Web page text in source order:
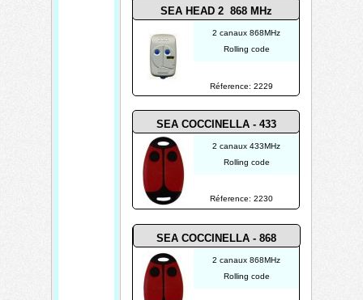
Réference: 2229
Réference: 2230
2 canaux 868MHz
Rolling code
2 canaux 868MHz
Rolling code
2 canaux 433MHz
Rolling code
SEA HEAD 2 868 MHz
SEA COCCINELLA - 868
SEA COCCINELLA - 433